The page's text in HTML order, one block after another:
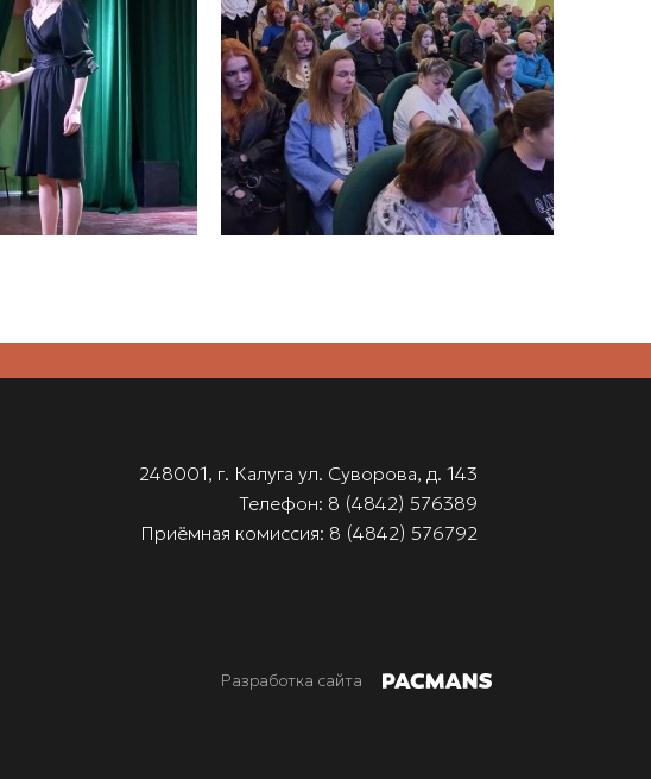
248001, г. Калуга ул. Суворова, д. 143
Телефон: 8 (4842) 576389
Приёмная комиссия: 8 (4842) 576792
Разработка сайта